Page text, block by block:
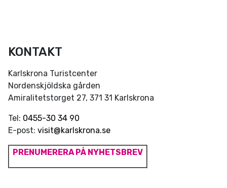
KONTAKT
Karlskrona Turistcenter
Nordenskjöldska gården
Amiralitetstorget 27, 371 31 Karlskrona
Tel: 0455-30 34 90
E-post: visit@karlskrona.se
PRENUMERERA PÅ NYHETSBREV